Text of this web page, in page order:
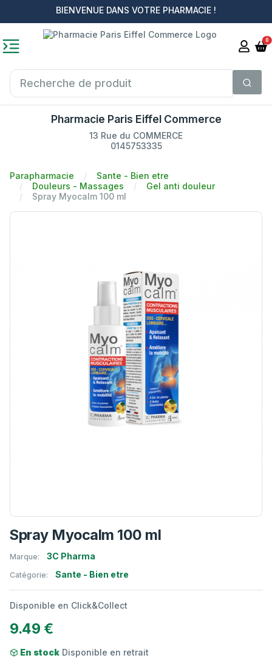
BIENVENUE DANS VOTRE PHARMACIE !
0
Pharmacie Paris Eiffel Commerce
13 Rue du COMMERCE
0145753335
Parapharmacie
Sante - Bien etre
Douleurs - Massages
Gel anti douleur
Spray Myocalm 100 ml
Spray Myocalm 100 ml
Marque: 3C Pharma
Catégorie: Sante - Bien etre
Disponible en Click&Collect
9.49 €
En stock Disponible en retrait